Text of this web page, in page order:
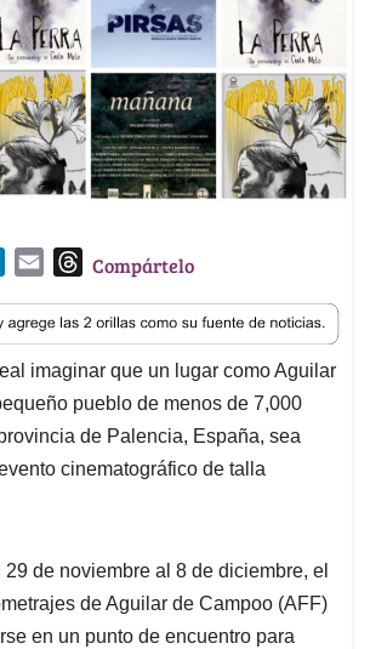
n
k
e
d
I
n
a
i
l
T
r
e
a
d
s
Compártelo
imaginar que un lugar como Aguilar
pueblo de menos de 7,000
de Palencia, España, sea
cinematográfico de talla
de noviembre al 8 de diciembre, el
de Aguilar de Campoo (AFF)
en un punto de encuentro para